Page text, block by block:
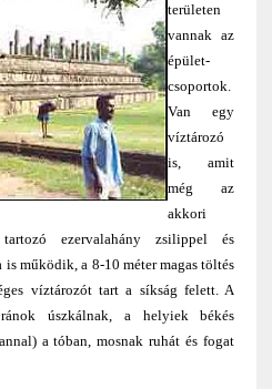
területen
vannak az
épület-
csoportok.
Van egy
víztározó
is, amit
még az
akkori
ezervalahány zsilippel és
is működik, a 8-10 méter magas töltés
víztározót tart a síkság felett. A
úszkálnak, a helyiek békés
a tóban, mosnak ruhát és fogat